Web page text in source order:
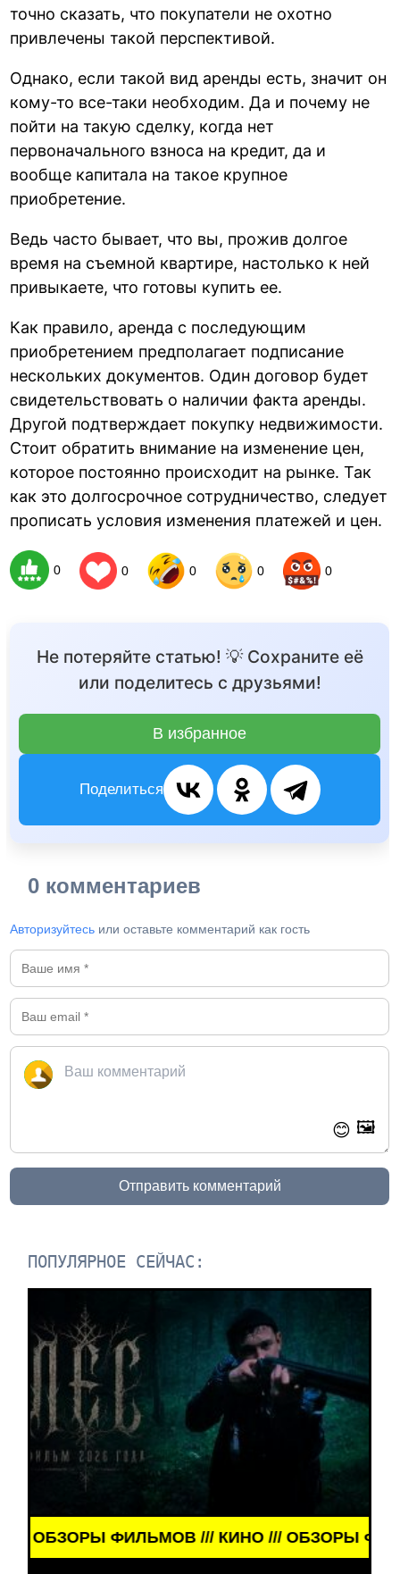
точно сказать, что покупатели не охотно
привлечены такой перспективой.
Однако, если такой вид аренды есть, значит он
кому-то все-таки необходим. Да и почему не
пойти на такую сделку, когда нет
первоначального взноса на кредит, да и
вообще капитала на такое крупное
приобретение.
Ведь часто бывает, что вы, прожив долгое
время на съемной квартире, настолько к ней
привыкаете, что готовы купить ее.
Как правило, аренда с последующим
приобретением предполагает подписание
нескольких документов. Один договор будет
свидетельствовать о наличии факта аренды.
Другой подтверждает покупку недвижимости.
Стоит обратить внимание на изменение цен,
которое постоянно происходит на рынке. Так
как это долгосрочное сотрудничество, следует
прописать условия изменения платежей и цен.
0 0 0 0 0
Не потеряйте статью! 💡 Сохраните её
или поделитесь с друзьями!
В избранное
Поделиться
0 комментариев
Авторизуйтесь или оставьте комментарий как гость
😊 🖼️
Отправить комментарий
ПОПУЛЯРНОЕ СЕЙЧАС:
ФИЛЬМОВ /// КИНО /// ОБЗОРЫ ФИЛЬМОВ